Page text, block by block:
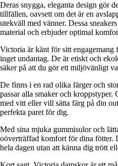
Deras snygga, eleganta design gör
tillfällen, oavsett om det är en
utekväll med vänner. Dessa
material och erbjuder optimal
Victoria är känt för sitt engagemang
inget undantag. De är etiskt och
säker på att du gör ett miljövänligt
De finns i en rad olika färger och
passar alla smaker och
med vitt eller vill sätta färg på din
perfekta paret för dig.
Med sina mjuka gummisulor och
oöverträffad komfort för dina fötter.
hela dagen utan att känna dig trött